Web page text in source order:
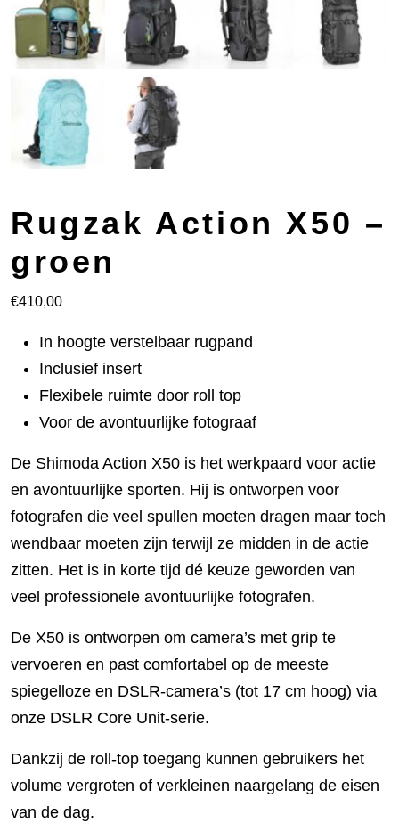
Rugzak Action X50 –
groen
€410,00
In hoogte verstelbaar rugpand
Inclusief insert
Flexibele ruimte door roll top
Voor de avontuurlijke fotograaf
De Shimoda Action X50 is het werkpaard voor actie
en avontuurlijke sporten. Hij is ontworpen voor
fotografen die veel spullen moeten dragen maar toch
wendbaar moeten zijn terwijl ze midden in de actie
zitten. Het is in korte tijd dé keuze geworden van
veel professionele avontuurlijke fotografen.
De X50 is ontworpen om camera’s met grip te
vervoeren en past comfortabel op de meeste
spiegelloze en DSLR-camera’s (tot 17 cm hoog) via
onze DSLR Core Unit-serie.
Dankzij de roll-top toegang kunnen gebruikers het
volume vergroten of verkleinen naargelang de eisen
van de dag.